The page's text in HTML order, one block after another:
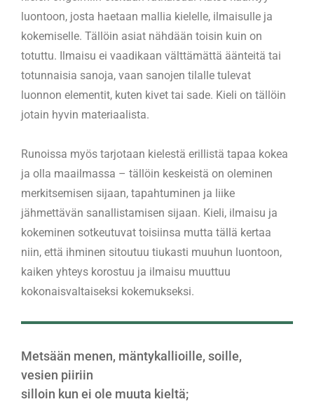
luontoon, josta haetaan mallia kielelle, ilmaisulle ja
kokemiselle. Tällöin asiat nähdään toisin kuin on
totuttu. Ilmaisu ei vaadikaan välttämättä äänteitä tai
totunnaisia sanoja, vaan sanojen tilalle tulevat
luonnon elementit, kuten kivet tai sade. Kieli on tällöin
jotain hyvin materiaalista.
Runoissa myös tarjotaan kielestä erillistä tapaa kokea
ja olla maailmassa – tällöin keskeistä on oleminen
merkitsemisen sijaan, tapahtuminen ja liike
jähmettävän sanallistamisen sijaan. Kieli, ilmaisu ja
kokeminen sotkeutuvat toisiinsa mutta tällä kertaa
niin, että ihminen sitoutuu tiukasti muuhun luontoon,
kaiken yhteys korostuu ja ilmaisu muuttuu
kokonaisvaltaiseksi kokemukseksi.
Metsään menen, mäntykallioille, soille,
vesien piiriin
silloin kun ei ole muuta kieltä;